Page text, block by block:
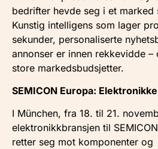
bedrifter hevde seg i et marked
Kunstig intelligens som lager
sekunder, personaliserte
annonser er innen rekkevidde
store markedsbudsjetter.
SEMICON Europa:
I München, fra 18. til 21.
elektronikkbransjen til
retter seg mot komponenter og